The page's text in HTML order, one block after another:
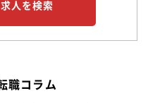
人を検索
職コラム